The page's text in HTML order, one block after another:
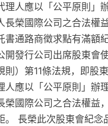
理人應以「公平原則」
榮國際公司之合法權益
書通路商徵求點有滿額
開發行公司出席股東會
則）第11條法規，即股
人應以「公平原則」辦
榮國際公司之合法權益
。 長榮此次股東會紀念